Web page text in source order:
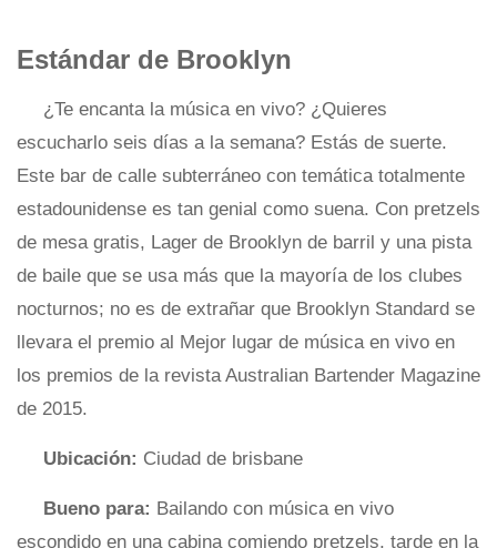
Estándar de Brooklyn
¿Te encanta la música en vivo? ¿Quieres
escucharlo seis días a la semana? Estás de suerte.
Este bar de calle subterráneo con temática totalmente
estadounidense es tan genial como suena. Con pretzels
de mesa gratis, Lager de Brooklyn de barril y una pista
de baile que se usa más que la mayoría de los clubes
nocturnos; no es de extrañar que Brooklyn Standard se
llevara el premio al Mejor lugar de música en vivo en
los premios de la revista Australian Bartender Magazine
de 2015.
Ubicación: Ciudad de brisbane
Bueno para: Bailando con música en vivo
escondido en una cabina comiendo pretzels, tarde en la